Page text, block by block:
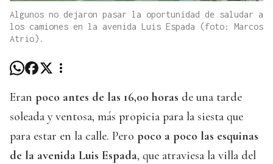
Algunos no dejaron pasar la oportunidad de saludar a
los camiones en la avenida Luis Espada (foto: Marcos
Atrio).
Eran poco antes de las 16,00 horas de una tarde
soleada y ventosa, más propicia para la siesta que
para estar en la calle. Pero poco a poco las esquinas
de la avenida Luis Espada, que atraviesa la villa del